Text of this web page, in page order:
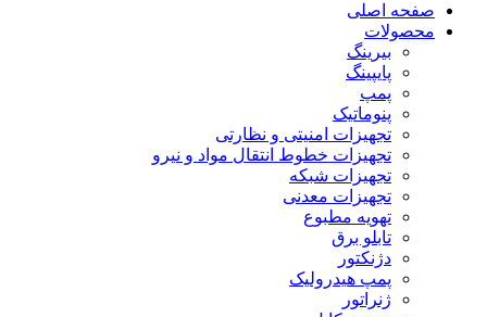
صفحه اصلی
محصولات
بیرینگ
پایپینگ
پمپ
پنوماتیک
تجهیزات امنیتی و نظارتی
تجهیزات خطوط انتقال مواد و نیرو
تجهیزات شبکه
تجهیزات معدنی
تهویه مطبوع
تابلو برق
دژنکتور
پمپ هیدرولیک
ژنراتور